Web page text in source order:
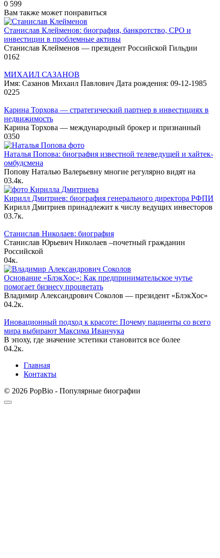
0 599
Вам также может понравиться
Станислав Клейменов: биография, банкротство, СРО и
инвестиции в проблемные активы
Станислав Клейменов — президент Российской Гильдии
0162
МИХАИЛ САЗАНОВ
Имя: Сазанов Михаил Павлович Дата рождения: 09-12-1985
0225
Карина Торхова — стратегический партнер в инвестициях в
недвижимость
Карина Торхова — международный брокер и признанный
0350
Наталья Попова: биография известной телеведущей и хайтек-
омбудсмена
Попову Наталью Валерьевну многие регулярно видят на
03.4к.
Кирилл Дмитриев: биография генерального директора РФПИ
Кирилл Дмитриев принадлежит к числу ведущих инвесторов
03.7к.
Станислав Николаев: биография
Станислав Юрьевич Николаев –почетный гражданин
Российской
04к.
Основание «БлэкХос»: Как предпринимательское чутье
помогает бизнесу процветать
Владимир Александрович Соколов — президент «БлэкХос»
04.2к.
Иновационный подход к красоте: Почему пациенты со всего
мира выбирают Максима Иванчука
В эпоху, где значение эстетики становится все более
04.2к.
Главная
Контакты
© 2026 PopBio - Популярные биографии